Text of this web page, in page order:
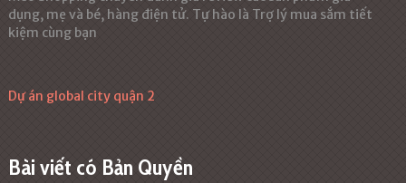
dụng, mẹ và bé, hàng điện tử. Tự hào là Trợ lý mua sắm tiết
kiệm cùng bạn
Dự án global city quận 2
Bài viết có Bản Quyền